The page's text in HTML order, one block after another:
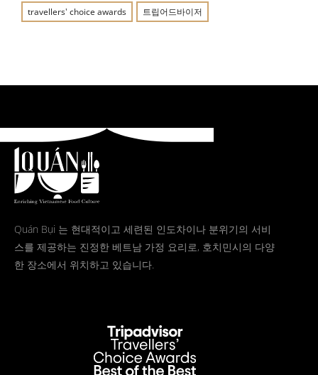
travellers' choice awards 트립어드바이저
Quán Bụi 는 현대적이고 세련된 인도차이나 분위기의 서비
스를 제공하는 진정한 베트남 가정 요리로, 호치민시의 다양
한 장소에서 위치하고 있습니다.